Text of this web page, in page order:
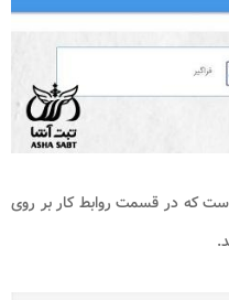
که در قسمت روابط کار بر روی